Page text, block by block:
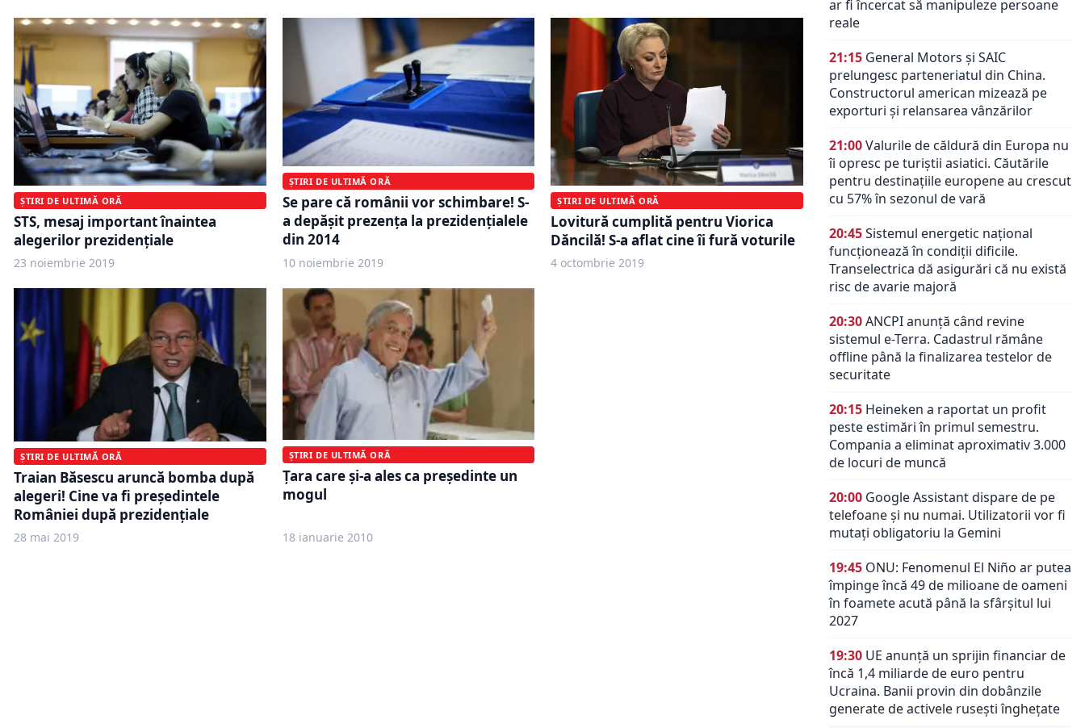
ȘTIRI DE ULTIMĂ ORĂ
STS, mesaj important înaintea
alegerilor prezidențiale
23 noiembrie 2019
ȘTIRI DE ULTIMĂ ORĂ
Se pare că românii vor schimbare! S-
a depășit prezența la prezidențialele
din 2014
10 noiembrie 2019
ȘTIRI DE ULTIMĂ ORĂ
Lovitură cumplită pentru Viorica
Dăncilă! S-a aflat cine îi fură voturile
4 octombrie 2019
ȘTIRI DE ULTIMĂ ORĂ
Traian Băsescu aruncă bomba după
alegeri! Cine va fi preşedintele
României după prezidenţiale
28 mai 2019
ȘTIRI DE ULTIMĂ ORĂ
Țara care şi-a ales ca preşedinte un
mogul
18 ianuarie 2010
ar fi încercat să manipuleze persoane
reale
21:15 General Motors și SAIC
prelungesc parteneriatul din China.
Constructorul american mizează pe
exporturi și relansarea vânzărilor
21:00Valurile de căldură din Europa nu
îi opresc pe turiștii asiatici. Căutările
pentru destinațiile europene au crescut
cu 57% în sezonul de vară
20:45Sistemul energetic național
funcționează în condiții dificile.
Transelectrica dă asigurări că nu există
risc de avarie majoră
20:30ANCPI anunță când revine
sistemul e-Terra. Cadastrul rămâne
offline până la finalizarea testelor de
securitate
20:15 Heineken a raportat un profit
peste estimări în primul semestru.
Compania a eliminat aproximativ 3.000
de locuri de muncă
20:00 Google Assistant dispare de pe
telefoane și nu numai. Utilizatorii vor fi
mutați obligatoriu la Gemini
19:45 ONU: Fenomenul El Niño ar putea
împinge încă 49 de milioane de oameni
în foamete acută până la sfârșitul lui
2027
19:30 UE anunță un sprijin financiar de
încă 1,4 miliarde de euro pentru
Ucraina. Banii provin din dobânzile
generate de activele rusești înghețate